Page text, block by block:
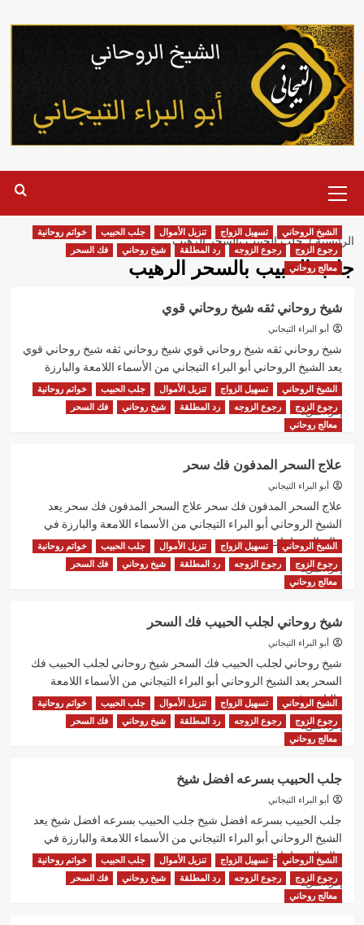
إلى
المحتوى
الرئيسية
الرئيسية جلب الحبيب بالسحر الرهيب
جلب الحبيب بالسحر الرهيب
الشيخ الروحاني تسهيل الزواج تنزيل الأموال جلب الحبيب
خواتم روحانية
رجوع الزوج
رجوع الزوجه رد المطلقة شيخ روحاني
فك السحر
معالج روحاني
شيخ روحاني ثقه شيخ روحاني قوي
أبو البراء التيجاني
شيخ روحاني ثقه شيخ روحاني قوي شيخ روحاني ثقه شيخ روحاني قوي
يعد الشيخ الروحاني أبو البراء التيجاني من الأسماء اللامعة والبارزة
في...
إقرأ المزيداقرأ
المزيد
روحاني
ثقه
شيخ
روحاني
قوي
الشيخ الروحاني تسهيل الزواج تنزيل الأموال جلب الحبيب
خواتم روحانية
رجوع الزوج
رجوع الزوجه رد المطلقة شيخ روحاني
فك السحر
معالج روحاني
علاج السحر المدفون فك سحر
أبو البراء التيجاني
علاج السحر المدفون فك سحر علاج السحر المدفون فك سحر يعد
الشيخ الروحاني أبو البراء التيجاني من الأسماء اللامعة والبارزة في
عالم الروحانيات...
إقرأ المزيداقرأ
المزيد
السحر
المدفون
فك
سحر
الشيخ الروحاني تسهيل الزواج تنزيل الأموال جلب الحبيب
خواتم روحانية
رجوع الزوج
رجوع الزوجه رد المطلقة شيخ روحاني
فك السحر
معالج روحاني
شيخ روحاني لجلب الحبيب فك السحر
أبو البراء التيجاني
شيخ روحاني لجلب الحبيب فك السحر شيخ روحاني لجلب الحبيب فك
السحر يعد الشيخ الروحاني أبو البراء التيجاني من الأسماء اللامعة
والبارزة في...
إقرأ المزيداقرأ
المزيد
روحاني
لجلب
السحر
الشيخ الروحاني تسهيل الزواج تنزيل الأموال جلب الحبيب
خواتم روحانية
رجوع الزوج
رجوع الزوجه رد المطلقة شيخ روحاني
فك السحر
معالج روحاني
جلب الحبيب بسرعه افضل شيخ
أبو البراء التيجاني
جلب الحبيب بسرعه افضل شيخ جلب الحبيب بسرعه افضل شيخ يعد
الشيخ الروحاني أبو البراء التيجاني من الأسماء اللامعة والبارزة في
عالم الروحانيات...
إقرأ المزيداقرأ
المزيد
الشيخ الروحاني تسهيل الزواج تنزيل الأموال جلب الحبيب
خواتم روحانية
رجوع الزوج
رجوع الزوجه رد المطلقة شيخ روحاني
فك السحر
معالج روحاني